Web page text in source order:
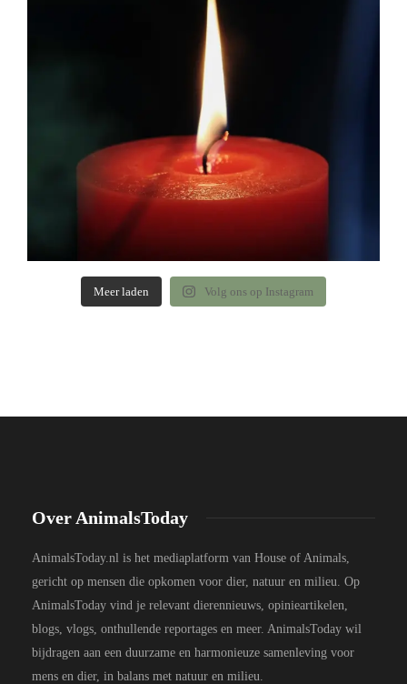
Meer laden Volg ons op Instagram
Over AnimalsToday
AnimalsToday.nl is het mediaplatform van House of Animals,
gericht op mensen die opkomen voor dier, natuur en milieu. Op
AnimalsToday vind je relevant dierennieuws, opinieartikelen,
blogs, vlogs, onthullende reportages en meer. AnimalsToday wil
bijdragen aan een duurzame en harmonieuze samenleving voor
mens en dier, in balans met natuur en milieu.